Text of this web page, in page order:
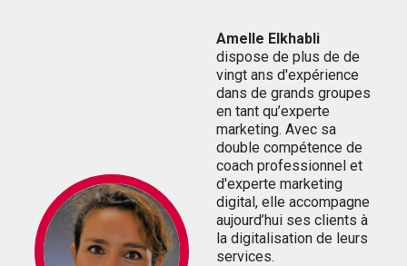
Amelle Elkhabli
dispose de plus de de
vingt ans d'expérience
dans de grands groupes
en tant qu’experte
marketing. Avec sa
double compétence de
coach professionnel et
d'experte marketing
digital, elle accompagne
aujourd’hui ses clients à
la digitalisation de leurs
services.